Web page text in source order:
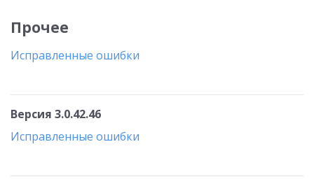
Прочее
Исправленные ошибки
Версия 3.0.42.46
Исправленные ошибки